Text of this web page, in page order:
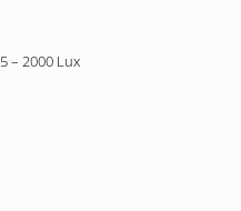
5 – 2000 Lux